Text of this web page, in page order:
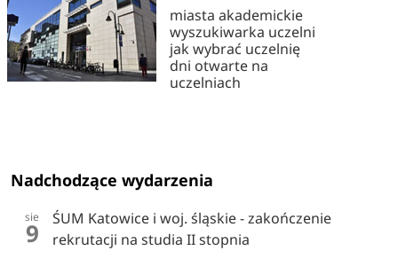
miasta akademickie
wyszukiwarka uczelni
jak wybrać uczelnię
dni otwarte na
uczelniach
Nadchodzące wydarzenia
sie
9
ŚUM Katowice i woj. śląskie - zakończenie
rekrutacji na studia II stopnia